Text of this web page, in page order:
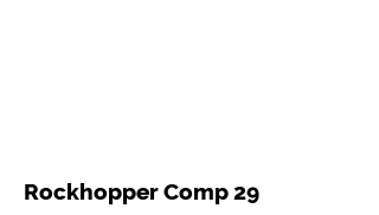
Rockhopper Comp 29